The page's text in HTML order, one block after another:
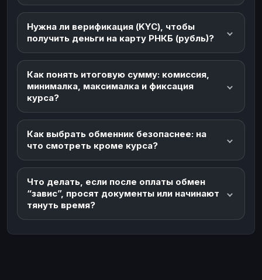
Нужна ли верификация (KYC), чтобы
получить деньги на карту РНКБ (рубль)?
Как понять итоговую сумму: комиссия,
минималка, максималка и фиксация
курса?
Как выбрать обменник безопаснее: на
что смотреть кроме курса?
Что делать, если после оплаты обмен
“завис”, просят документы или начинают
тянуть время?